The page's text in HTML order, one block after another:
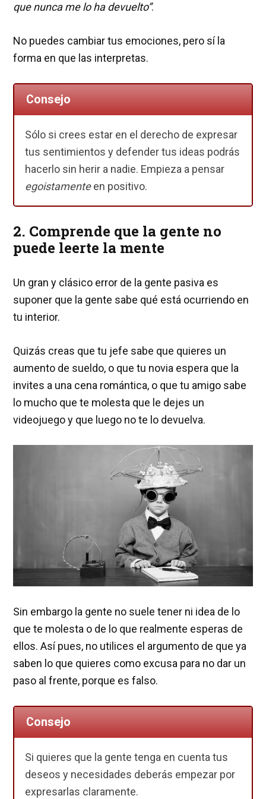
que nunca me lo ha devuelto”.
No puedes cambiar tus emociones, pero sí la
forma en que las interpretas.
Consejo
Sólo si crees estar en el derecho de expresar
tus sentimientos y defender tus ideas podrás
hacerlo sin herir a nadie. Empieza a pensar
egoistamenteen positivo.
2. Comprende que la gente no
puede leerte la mente
Un gran y clásico error de la gente pasiva es
suponer que la gente sabe qué está ocurriendo en
tu interior.
Quizás creas que tu jefe sabe que quieres un
aumento de sueldo, o que tu novia espera que la
invites a una cena romántica, o que tu amigo sabe
lo mucho que te molesta que le dejes un
videojuego y que luego no te lo devuelva.
Sin embargo la gente no suele tener ni idea de lo
que te molesta o de lo que realmente esperas de
ellos. Así pues, no utilices el argumento de que ya
saben lo que quieres como excusa para no dar un
paso al frente, porque es falso.
Consejo
Si quieres que la gente tenga en cuenta tus
deseos y necesidades deberás empezar por
expresarlas claramente.